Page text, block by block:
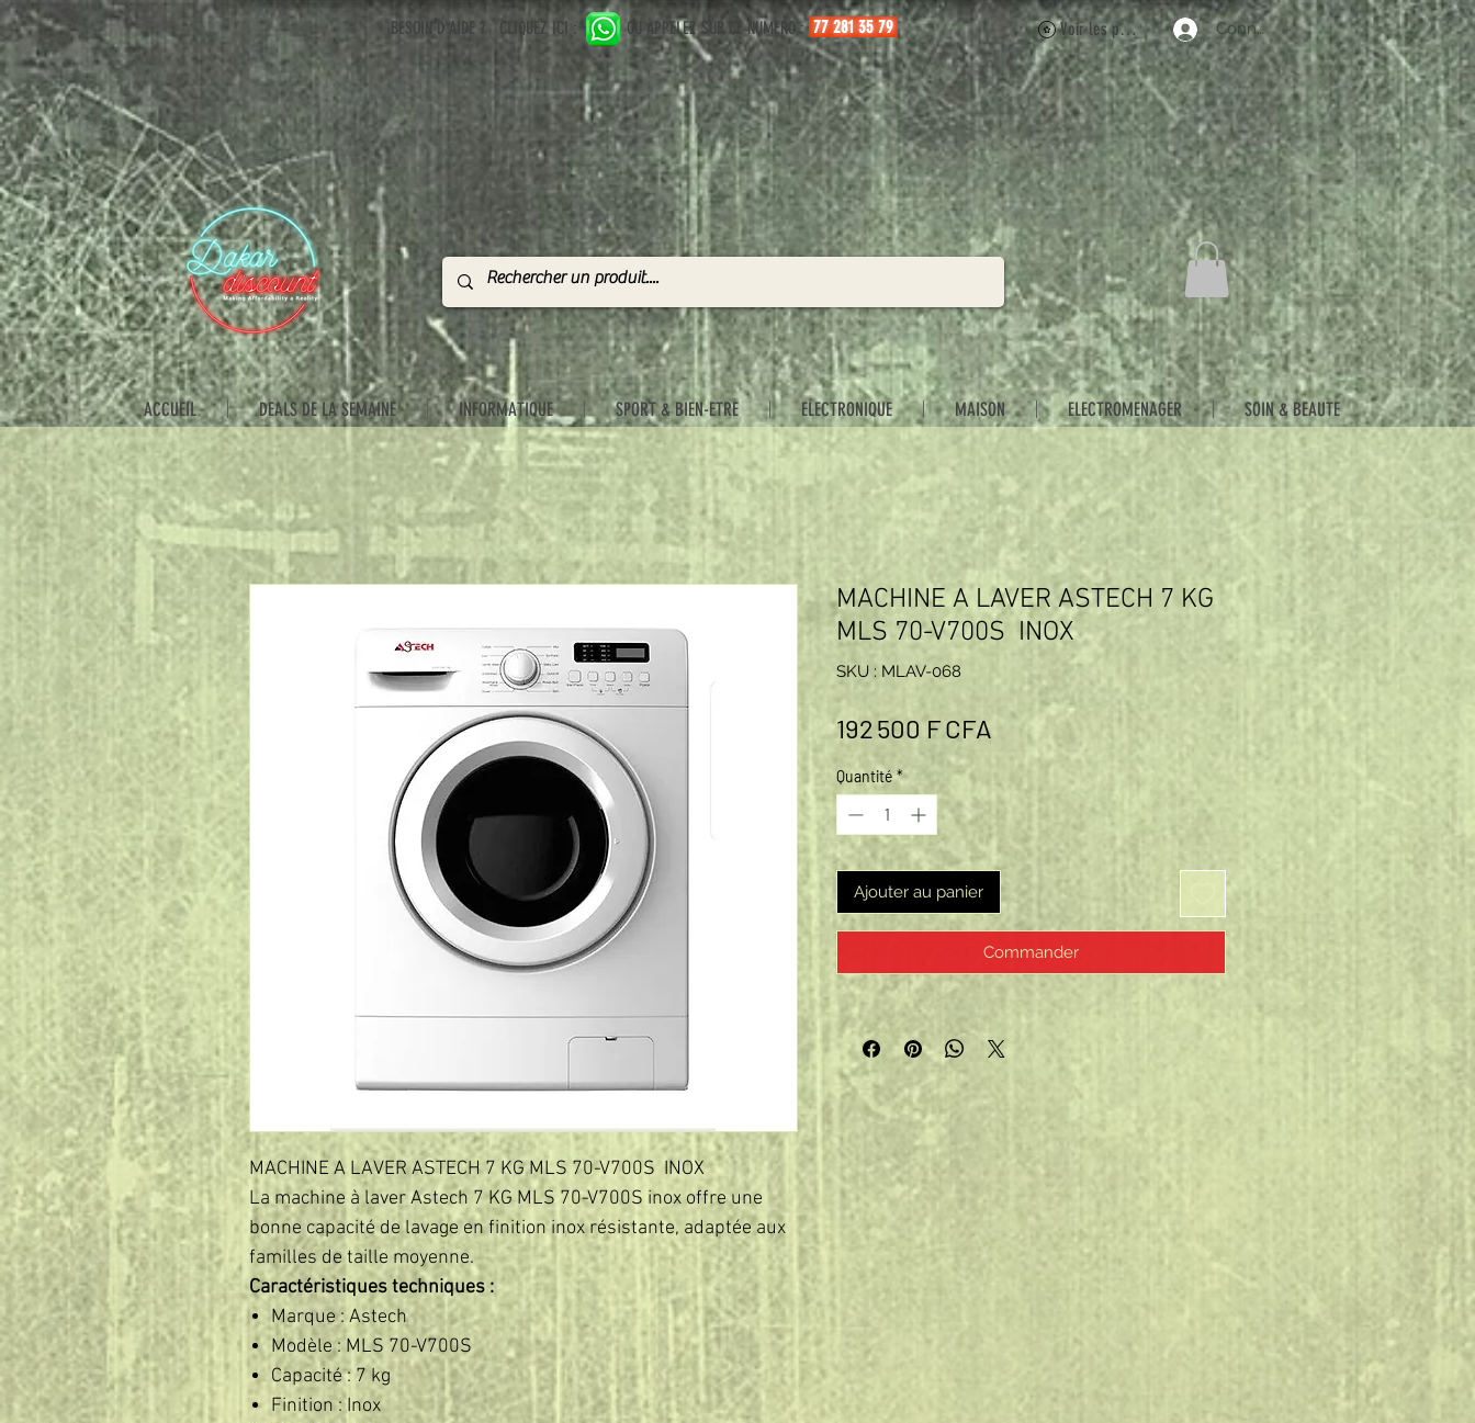
BESOIN D'AIDE ? Voir les points Connexion
CLIQUEZ ICI : OU APPELEZ SUR CE NUMERO : 77 281 35 79
ACCUEIL DEALS DE LA SEMAINE INFORMATIQUE SPORT & BIEN-ETRE ELECTRONIQUE MAISON ELECTROMENAGER SOIN & BEAUTE
MACHINE A LAVER ASTECH 7 KG MLS 70-V700S INOX
La machine à laver Astech 7 KG MLS 70-V700S inox offre une
bonne capacité de lavage en finition inox résistante, adaptée aux
familles de taille moyenne.
Caractéristiques techniques :
Marque : Astech
Modèle : MLS 70-V700S
Capacité : 7 kg
Finition : Inox
MACHINE A LAVER ASTECH 7 KG
MLS 70-V700S INOX
SKU : MLAV-068
192 500 F CFA Prix
Quantité *
Ajouter au panier
Commander